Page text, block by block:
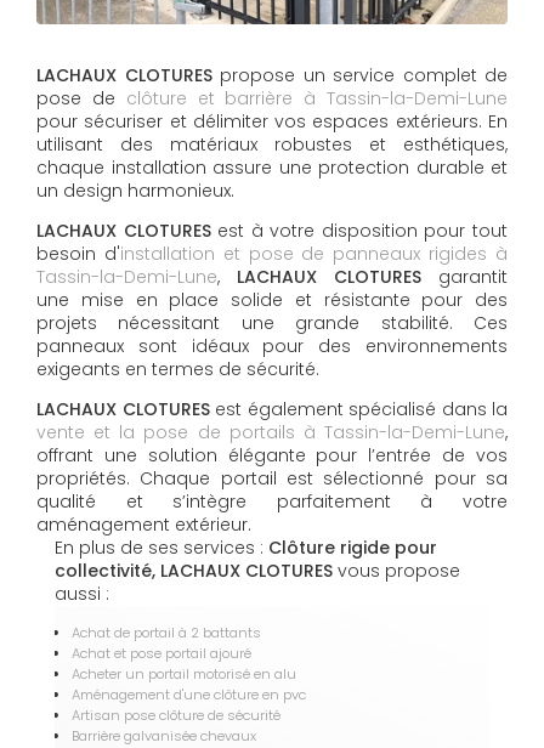
LACHAUX CLOTURESpropose un service complet de
pose de clôture et barrière à Tassin-la-Demi-Lune
pour sécuriser et délimiter vos espaces extérieurs. En
utilisant des matériaux robustes et esthétiques,
chaque installation assure une protection durable et
un design harmonieux.
LACHAUX CLOTURESest à votre disposition pour tout
besoin d'installation et pose de panneaux rigides à
Tassin-la-Demi-Lune, LACHAUX CLOTURES garantit
une mise en place solide et résistante pour des
projets nécessitant une grande stabilité. Ces
panneaux sont idéaux pour des environnements
exigeants en termes de sécurité.
LACHAUX CLOTURESest également spécialisé dans la
vente et la pose de portails à Tassin-la-Demi-Lune,
offrant une solution élégante pour l’entrée de vos
propriétés. Chaque portail est sélectionné pour sa
qualité et s’intègre parfaitement à votre
aménagement extérieur.
En plus de ses services : Clôture rigide pour
collectivité, LACHAUX CLOTURES vous propose
aussi :
Achat de portail à 2 battants
Achat et pose portail ajouré
Acheter un portail motorisé en alu
Aménagement d'une clôture en pvc
Artisan pose clôture de sécurité
Barrière galvanisée chevaux